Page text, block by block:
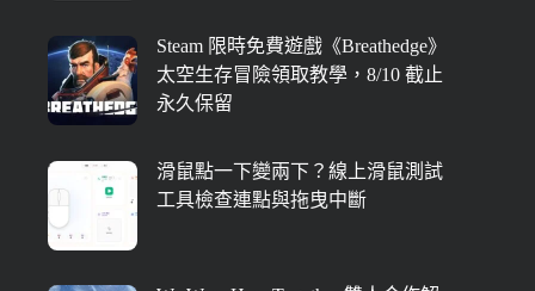
Steam 限時免費遊戲《Breathedge》
太空生存冒險領取教學，8/10 截止
永久保留
滑鼠點一下變兩下？線上滑鼠測試
工具檢查連點與拖曳中斷